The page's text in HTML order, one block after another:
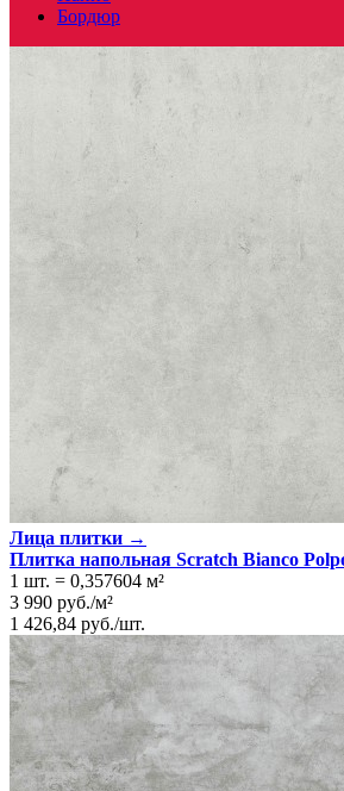
Польша
Коллекция
Paradyz Ceramica SCRATCH
Настенная, Напольная
Размеры
Ширина
1.07 кв. м.
Кухня, Улица/Терраса
Поверхность
Лаппатированная, Ровная
Противоскольжение
Да
Серый
Имитация поверхности
Бетон/Штукатурка
Бордюр
Лица плитки →
Плитка напольная Scratch Bianco
1 шт. = 0,357604 м²
3 990 руб./м²
1 426,84 руб./шт.